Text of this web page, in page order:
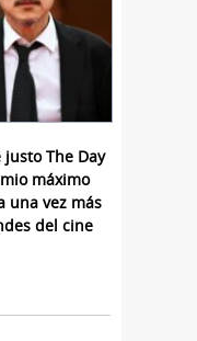
The Day
máximo
una vez más
del cine